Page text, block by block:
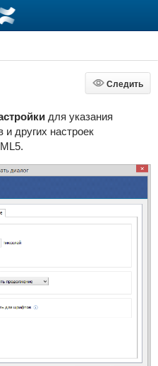
Следить
Следить
для указания
других настроек